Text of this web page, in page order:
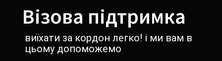
содержимомуВізова підтримка
виїхати за кордон легко! і ми вам в
цьому допоможемо